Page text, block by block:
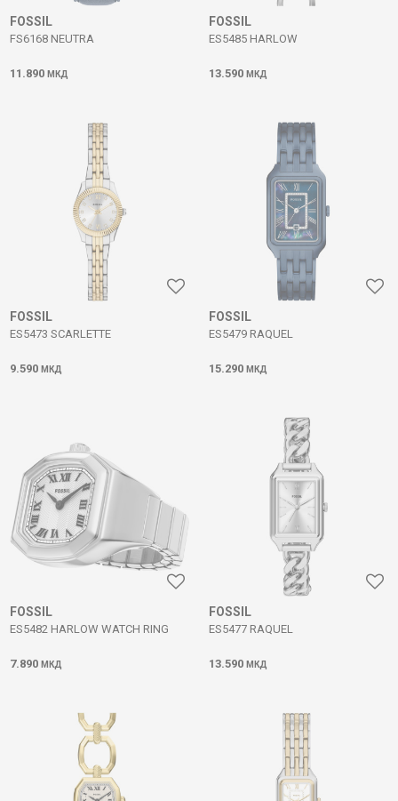
FOSSIL
FS6168 NEUTRA
11.890 МКД
FOSSIL
ES5485 HARLOW
13.590 МКД
FOSSIL
ES5473 SCARLETTE
9.590 МКД
FOSSIL
ES5479 RAQUEL
15.290 МКД
FOSSIL
ES5482 HARLOW WATCH RING
7.890 МКД
FOSSIL
ES5477 RAQUEL
13.590 МКД